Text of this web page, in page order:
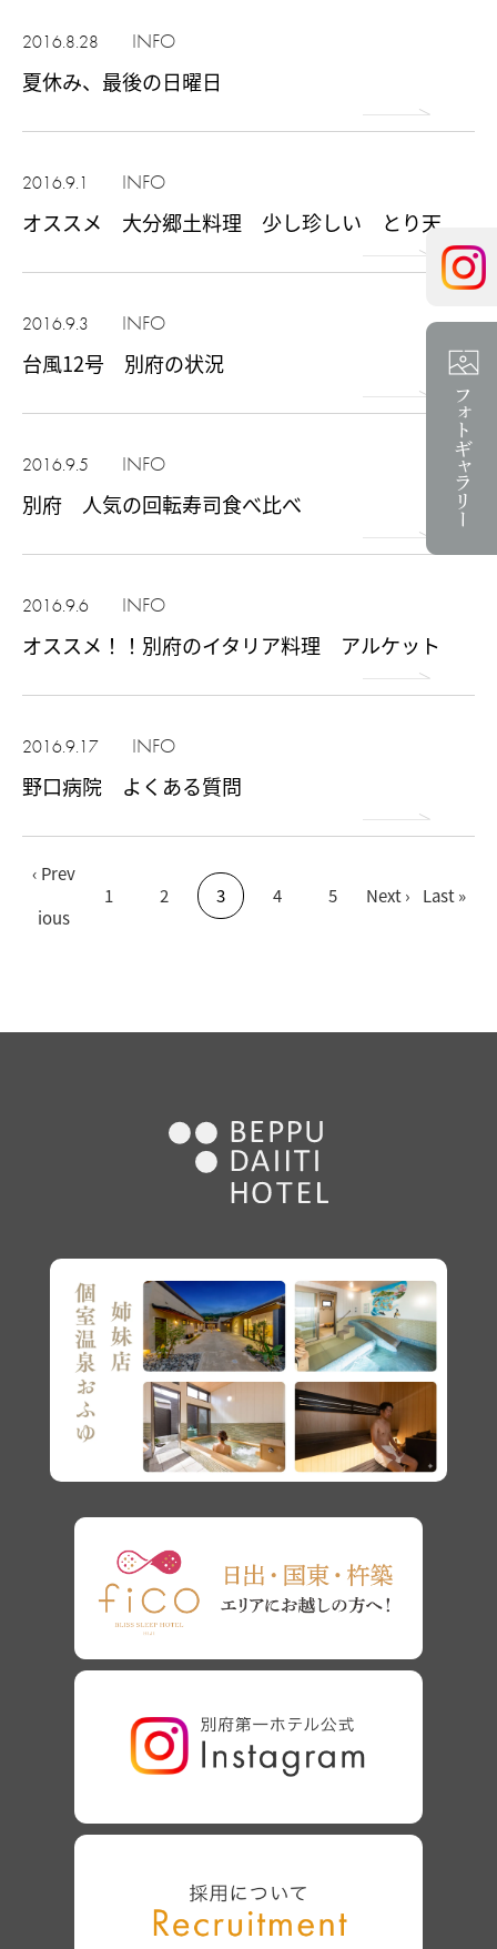
2016.8.28 INFO
夏休み、最後の日曜日
2016.9.1 INFO
オススメ 大分郷土料理 少し珍しい とり天
2016.9.3 INFO
台風12号 別府の状況
2016.9.5 INFO
別府 人気の回転寿司食べ比べ
2016.9.6 INFO
オススメ！！別府のイタリア料理 アルケット
2016.9.17 INFO
野口病院 よくある質問
‹ Prev
ious
1 2 3 4 5 Next › Last »